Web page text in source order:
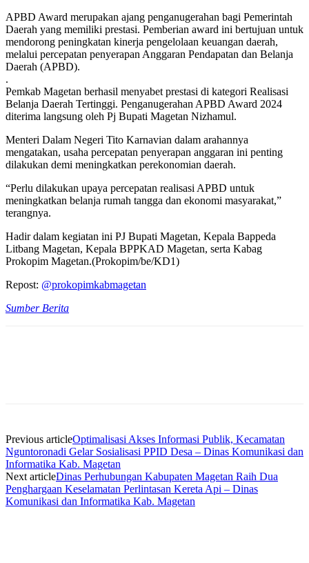
APBD Award merupakan ajang penganugerahan bagi Pemerintah
Daerah yang memiliki prestasi. Pemberian award ini bertujuan untuk
mendorong peningkatan kinerja pengelolaan keuangan daerah,
melalui percepatan penyerapan Anggaran Pendapatan dan Belanja
Daerah (APBD).
.
Pemkab Magetan berhasil menyabet prestasi di kategori Realisasi
Belanja Daerah Tertinggi. Penganugerahan APBD Award 2024
diterima langsung oleh Pj Bupati Magetan Nizhamul.
Menteri Dalam Negeri Tito Karnavian dalam arahannya
mengatakan, usaha percepatan penyerapan anggaran ini penting
dilakukan demi meningkatkan perekonomian daerah.
“Perlu dilakukan upaya percepatan realisasi APBD untuk
meningkatkan belanja rumah tangga dan ekonomi masyarakat,”
terangnya.
Hadir dalam kegiatan ini PJ Bupati Magetan, Kepala Bappeda
Litbang Magetan, Kepala BPPKAD Magetan, serta Kabag
Prokopim Magetan.(Prokopim/be/KD1)
Repost: @prokopimkabmagetan
Sumber Berita
Previous articleOptimalisasi Akses Informasi Publik, Kecamatan
Nguntoronadi Gelar Sosialisasi PPID Desa – Dinas Komunikasi dan
Informatika Kab. Magetan
Next articleDinas Perhubungan Kabupaten Magetan Raih Dua
Penghargaan Keselamatan Perlintasan Kereta Api – Dinas
Komunikasi dan Informatika Kab. Magetan